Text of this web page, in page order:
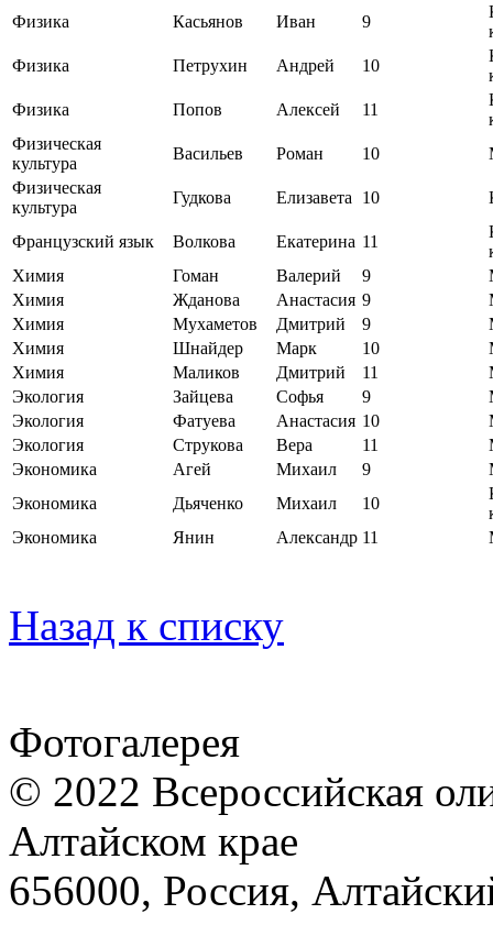
Физика
Касьянов Иван 9
Физика
Петрухин Андрей 10
Физика
Попов Алексей 11
Физическая
культура
Васильев Роман 10
Физическая
культура
Гудкова Елизавета 10
Французский язык Волкова Екатерина 11
Химия
Гоман Валерий 9
Химия
Жданова Анастасия 9
Химия
Мухаметов Дмитрий 9
Химия
Шнайдер Марк 10
Химия
Маликов Дмитрий 11
Экология
Зайцева Софья 9
Экология
Фатуева Анастасия 10
Экология
Струкова Вера 11
Экономика
Агей Михаил 9
Экономика
Дьяченко Михаил 10
Экономика
Янин Александр 11
Назад к списку
Фотогалерея
© 2022 Всероссийская
Алтайском крае
656000, Россия,